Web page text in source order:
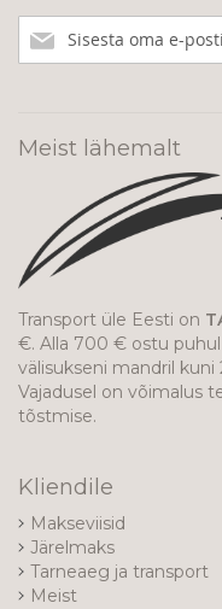
meie
Meist lähemalt
Transport üle Eesti on
€. Alla 700 € ostu
välisukseni mandril
Vajadusel on võimalus
tõstmise.
Kliendile
Makseviisid
Järelmaks
Tarneaeg ja transport
Meist